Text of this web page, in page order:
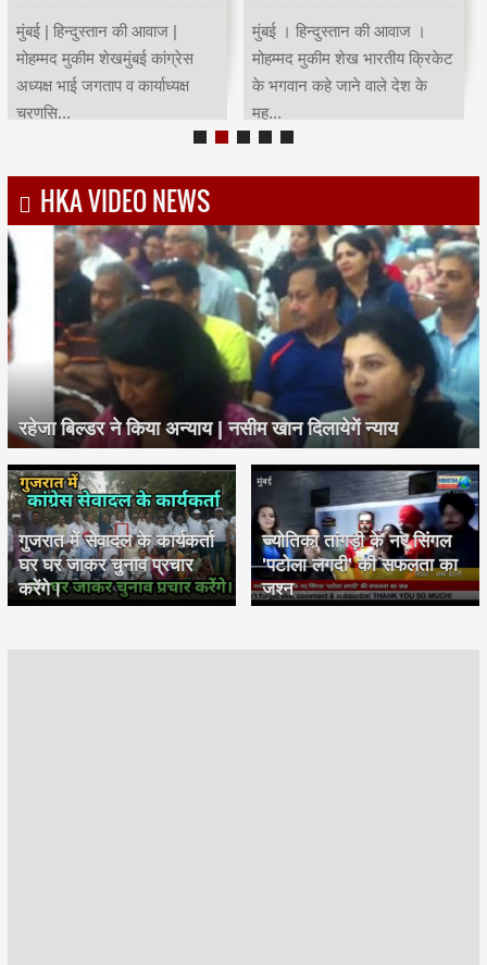
मुंबई | हिन्दुस्तान की आवाज |
मोहम्मद मुकीम शेखमुंबई कांग्रेस
अध्यक्ष भाई जगताप व कार्याध्यक्ष
चरणसि...
मुंबई । हिन्दुस्तान की आवाज ।
मोहम्मद मुकीम शेख भारतीय क्रिकेट
के भगवान कहे जाने वाले देश के
मह...
HKA VIDEO NEWS
रहेजा बिल्डर ने किया अन्याय | नसीम खान दिलायेगें न्याय
गुजरात में सेवादल के कार्यकर्ता
घर घर जाकर चुनाव प्रचार
करेंगे।
ज्योतिका तांगड़ी के नए सिंगल
'पटोला लगदी' की सफलता का
जश्न